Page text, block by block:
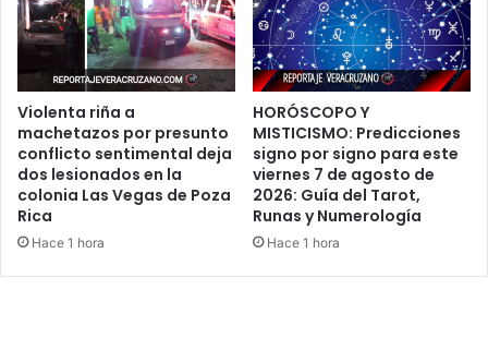
Violenta riña a
machetazos por presunto
conflicto sentimental deja
dos lesionados en la
colonia Las Vegas de Poza
Rica
Hace 1 hora
HORÓSCOPO Y
MISTICISMO: Predicciones
signo por signo para este
viernes 7 de agosto de
2026: Guía del Tarot,
Runas y Numerología
Hace 1 hora